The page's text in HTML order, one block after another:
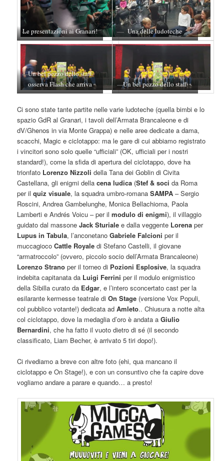
Le presentazioni ai Granari! Una delle ludoteche
Un bel pezzo dello staff
osserva Flash che arriva
Un bel pezzo dello staff
Ci sono state tante partite nelle varie ludoteche (quella bimbi e lo
spazio GdR al Granari, i tavoli dell’Armata Brancaleone e di
dV/Ghenos in via Monte Grappa) e nelle aree dedicate a dama,
scacchi, Magic e ciclotappo: ma le gare di cui abbiamo registrato
i vincitori sono solo quelle “ufficiali” (OK, ufficiali per i nostri
standard!), come la sfida di apertura del ciclotappo, dove ha
trionfato Lorenzo Nizzoli della Tana dei Goblin di Civita
Castellana, gli enigmi dellacena ludica (Stef & soci da Roma
per ilquiz visuale, la squadra umbro-romanaSAMPA– Sergio
Roscini, Andrea Gambelunghe, Monica Bellachioma, Paola
Lamberti e Andrés Voicu – per ilmodulo di enigmi), il villaggio
guidato dal massoneJack Sturialee dalla veggente Lorenaper
Lupus in Tabula, l’anconetanoGabriele Falcioni per il
muccagiocoCattle Royale di Stefano Castelli, il giovane
“armatroccolo” (ovvero, piccolo socio dell’Armata Brancaleone)
Lorenzo Strano per il torneo di Pozioni Esplosive, la squadra
indebita capitanata da Luigi Ferrini per il modulo enigmistico
della Sibilla curato da Edgar, e l’intero sconcertato cast per la
esilarante kermesse teatrale diOn Stage (versione Vox Populi,
col pubblico votante!) dedicata adAmleto.. Chiusura a notte alta
col ciclotappo, dove la medaglia d’oro è andata aGiulio
Bernardini, che ha fatto il vuoto dietro di sé (il secondo
classificato, Liam Becher, è arrivato 5 tiri dopo!).
Ci rivediamo a breve con altre foto (ehi, qua mancano il
ciclotappo e On Stage!), e con un consuntivo che fa capire dove
vogliamo andare a parare e quando… a presto!